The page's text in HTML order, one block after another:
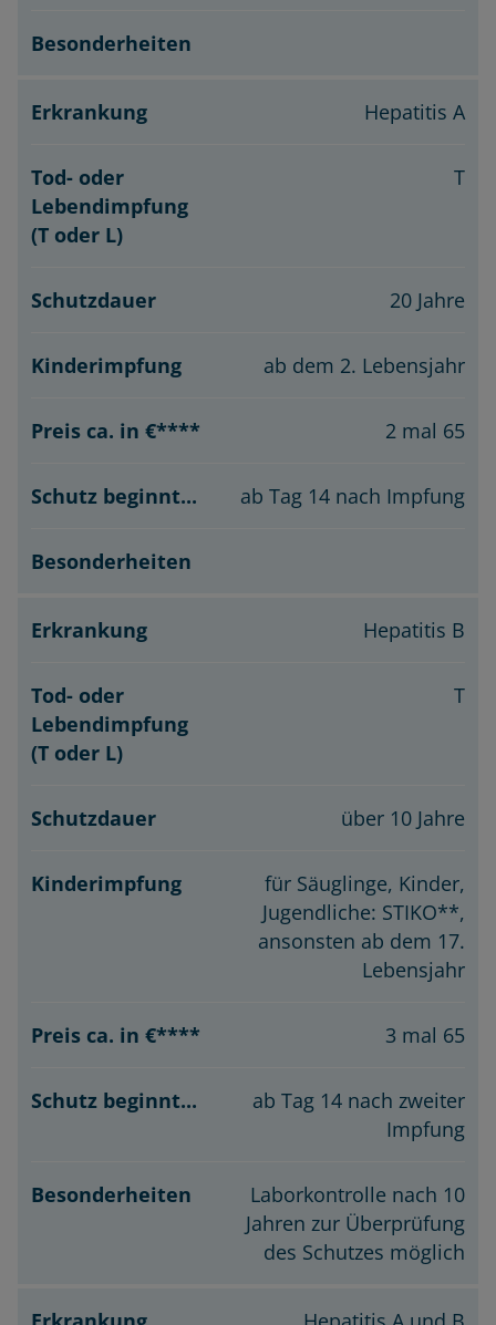
Hepatitis A
T
20 Jahre
ab dem 2. Lebensjahr
2 mal 65
ab Tag 14 nach Impfung
Hepatitis B
T
über 10 Jahre
für Säuglinge, Kinder,
Jugendliche: STIKO**,
ansonsten ab dem 17.
Lebensjahr
3 mal 65
ab Tag 14 nach zweiter
Impfung
Laborkontrolle nach 10
Jahren zur Überprüfung
des Schutzes möglich